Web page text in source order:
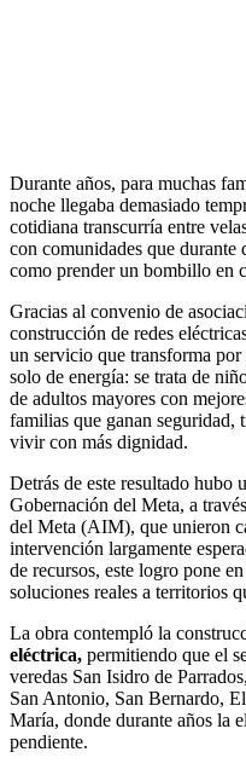
Durante años, para muchas
noche llegaba demasiado
cotidiana transcurría entre
con comunidades que durante
como prender un bombillo en
Gracias al convenio de
construcción de redes
un servicio que transforma
solo de energía: se trata de
de adultos mayores con
familias que ganan
vivir con más dignidad.
Detrás de este resultado hubo
Gobernación del Meta, a
del Meta (AIM), que unieron
intervención largamente
de recursos, este logro pone
soluciones reales a territorios
La obra contempló la
eléctrica, permitiendo que el
veredas San Isidro de
San Antonio, San Bernardo,
María, donde durante años la
pendiente.